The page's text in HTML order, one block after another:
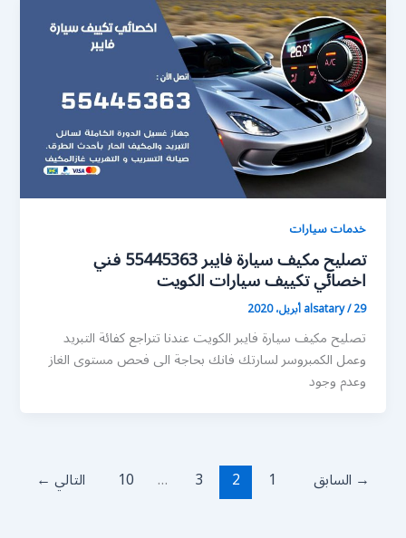
خدمات سيارات
تصليح مكيف سيارة فايبر 55445363 فني
اخصائي تكييف سيارات الكويت
alsatary/29 أبريل، 2020
تصليح مكيف سيارة فايبر الكويت عندنا تتراجع كفائة التبريد
وعمل الكمبروسر لسارتك فانك بحاجة الى فحص مستوى الغاز
وعدم وجود
→ السابق 1
2
3
…
10 التالي ←